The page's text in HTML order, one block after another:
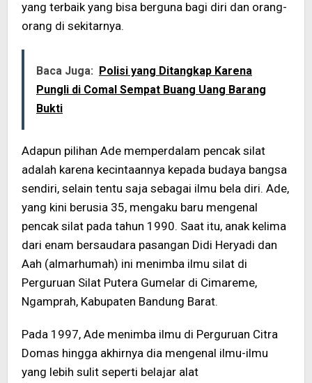
yang terbaik yang bisa berguna bagi diri dan orang-
orang di sekitarnya.
Baca Juga: Polisi yang Ditangkap Karena
Pungli di Comal Sempat Buang Uang Barang
Bukti
Adapun pilihan Ade memperdalam pencak silat
adalah karena kecintaannya kepada budaya bangsa
sendiri, selain tentu saja sebagai ilmu bela diri. Ade,
yang kini berusia 35, mengaku baru mengenal
pencak silat pada tahun 1990. Saat itu, anak kelima
dari enam bersaudara pasangan Didi Heryadi dan
Aah (almarhumah) ini menimba ilmu silat di
Perguruan Silat Putera Gumelar di Cimareme,
Ngamprah, Kabupaten Bandung Barat.
Pada 1997, Ade menimba ilmu di Perguruan Citra
Domas hingga akhirnya dia mengenal ilmu-ilmu
yang lebih sulit seperti belajar alat